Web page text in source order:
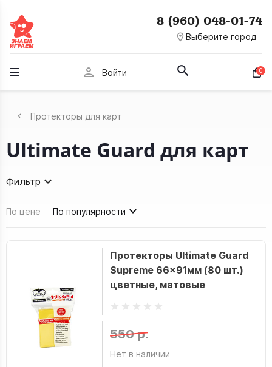
room Выберите город
8 (960) 048-01-74
person Войти 0
Протекторы для карт
Ultimate Guard для карт
Фильтр
По цене По популярности
Протекторы Ultimate Guard
Supreme 66x91мм (80 шт.)
цветные, матовые
550 р.
Нет в наличии